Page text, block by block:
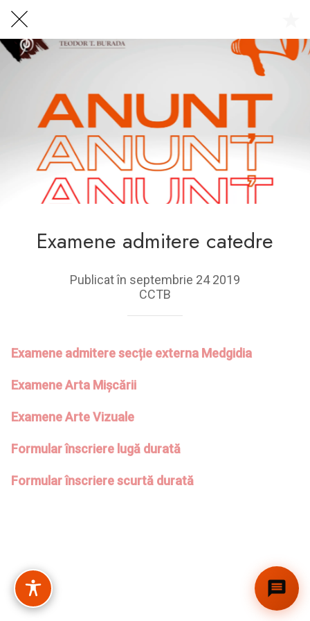
Examene admitere catedre
Publicat în septembrie 24 2019
CCTB
Examene admitere secție externa Medgidia
Examene Arta Mișcării
Examene Arte Vizuale
Formular înscriere lugă durată
Formular înscriere scurtă durată
Centrul Burada 🇷🇴